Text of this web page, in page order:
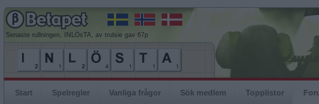
Senaste rullningen, INLÖsTA, av trulsie gav 67p
Start Spelregler Vanliga frågor Sök medlem Topplistor